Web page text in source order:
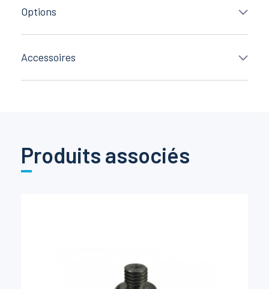
Options
Accessoires
Produits associés